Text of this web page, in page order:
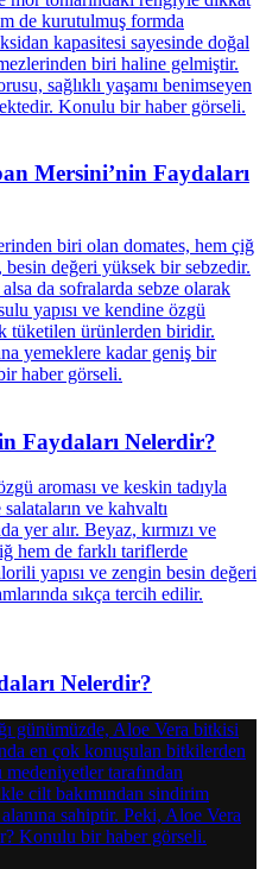
Mersini’nin Faydaları
Faydaları Nelerdir?
Nelerdir?